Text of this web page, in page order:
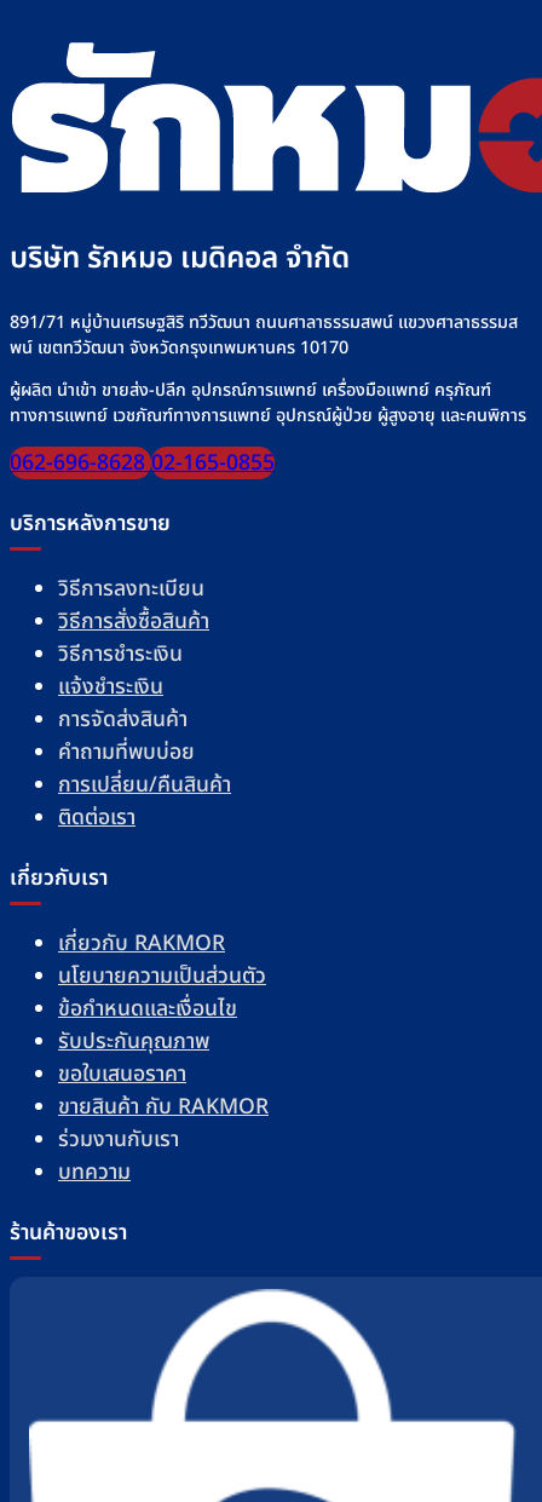
บริษัท รักหมอ เมดิคอล จำกัด
891/71 หมู่บ้านเศรษฐสิริ ทวีวัฒนา ถนนศาลาธรรมสพน์ แขวงศาลาธรรมส
พน์ เขตทวีวัฒนา จังหวัดกรุงเทพมหานคร 10170
ผู้ผลิต นำเข้า ขายส่ง-ปลีก อุปกรณ์การแพทย์ เครื่องมือแพทย์ ครุภัณฑ์
ทางการแพทย์ เวชภัณฑ์ทางการแพทย์ อุปกรณ์ผู้ป่วย ผู้สูงอายุ และคนพิการ
062-696-862802-165-0855
บริการหลังการขาย
วิธีการลงทะเบียน
วิธีการสั่งซื้อสินค้า
วิธีการชำระเงิน
แจ้งชำระเงิน
การจัดส่งสินค้า
คำถามที่พบบ่อย
การเปลี่ยน/คืนสินค้า
ติดต่อเรา
เกี่ยวกับเรา
เกี่ยวกับ RAKMOR
นโยบายความเป็นส่วนตัว
ข้อกำหนดและเงื่อนไข
รับประกันคุณภาพ
ขอใบเสนอราคา
ขายสินค้า กับ RAKMOR
ร่วมงานกับเรา
บทความ
ร้านค้าของเรา